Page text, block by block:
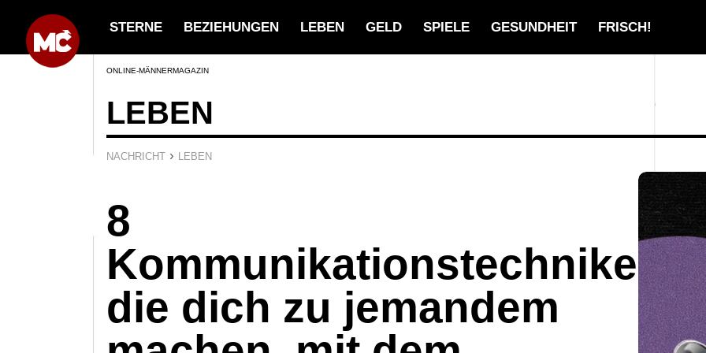
STERNE BEZIEHUNGEN LEBEN GELD SPIELE GESUNDHEIT FRISCH!
ONLINE-MÄNNERMAGAZIN
LEBEN
NACHRICHT › LEBEN
8
Kommunikationstechniken,
die dich zu jemandem